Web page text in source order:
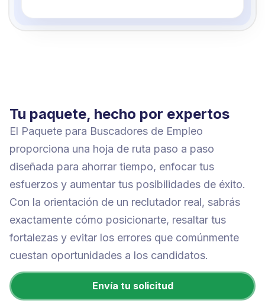
Tu paquete, hecho por expertos
El Paquete para Buscadores de Empleo
proporciona una hoja de ruta paso a paso
diseñada para ahorrar tiempo, enfocar tus
esfuerzos y aumentar tus posibilidades de éxito.
Con la orientación de un reclutador real, sabrás
exactamente cómo posicionarte, resaltar tus
fortalezas y evitar los errores que comúnmente
cuestan oportunidades a los candidatos.
Envía tu solicitud